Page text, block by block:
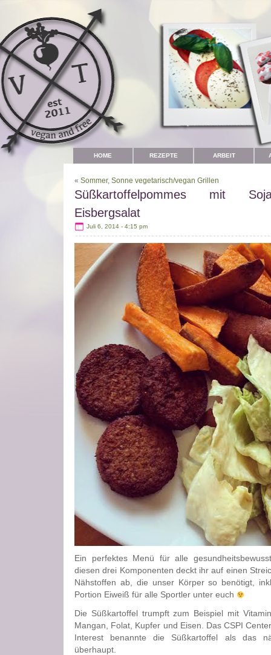
HOME REZEPTE ARBEIT
« Sommer, Sonne vegetarisch/vegan Grillen
Süßkartoffelpommes mit
Eisbergsalat
Juli 6, 2014 - 4:15 pm
Ein perfektes Menü für alle
diesen drei Komponenten deckt ihr auf einen
Nähstoffen ab, die unser Körper so benötigt,
Portion Eiweiß für alle Sportler unter euch
Die Süßkartoffel trumpft zum Beispiel mit
Mangan, Folat, Kupfer und Eisen. Das CSPI
Interest benannte die Süßkartoffel als das
überhaupt.